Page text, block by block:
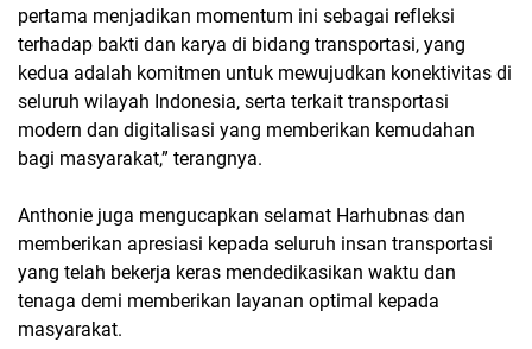
pertama menjadikan momentum ini sebagai refleksi
terhadap bakti dan karya di bidang transportasi, yang
kedua adalah komitmen untuk mewujudkan konektivitas di
seluruh wilayah Indonesia, serta terkait transportasi
modern dan digitalisasi yang memberikan kemudahan
bagi masyarakat,” terangnya.
Anthonie juga mengucapkan selamat Harhubnas dan
memberikan apresiasi kepada seluruh insan transportasi
yang telah bekerja keras mendedikasikan waktu dan
tenaga demi memberikan layanan optimal kepada
masyarakat.